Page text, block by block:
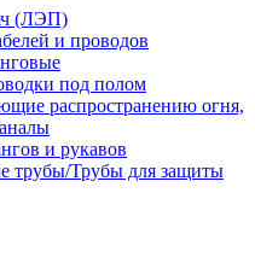
(ЛЭП)
и проводов
под полом
распространению огня,
и рукавов
трубы/Трубы для защиты